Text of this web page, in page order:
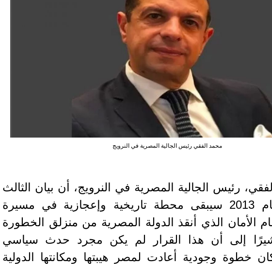
محمد الفقي رئيس الجالية المصرية في النرويج
رئيس الجالية المصرية في النرويج، أن بيان الثالث
من يوليو لعام 2013 سيبقى محطة تاريخية وإعجازية في مسيرة
الأمان الذي أنقذ الدولة المصرية من منزلق الخطورة
إلى أن هذا القرار لم يكن مجرد حدث سياسي
خطوة وجودية أعادت لمصر هيبتها ومكانتها الدولية
أستاذ كيمياء حيوية: غلي اللبن السايب